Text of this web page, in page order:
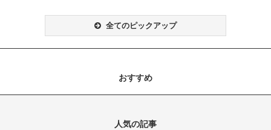
全てのピックアップ
おすすめ
人気の記事